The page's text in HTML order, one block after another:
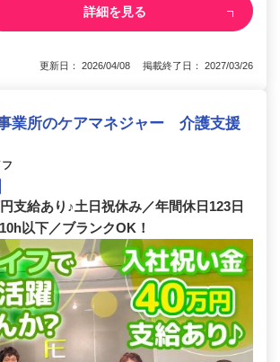
詳細を見る
更新日： 2026/04/08 掲載終了日： 2027/03/26
業所のケアマネジャー 介護支援
支給あり♪土日祝休み／年間休日123日
以下／ブランクOK！